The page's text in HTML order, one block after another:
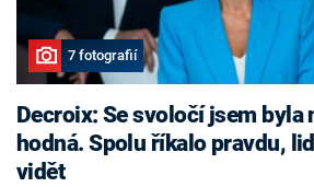
7 fotografií
Decroix: Se svoločí jsem byla
hodná. Spolu říkalo pravdu,
vidět